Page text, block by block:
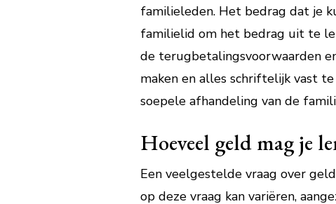
familieleden. Het bedrag dat je
familielid om het bedrag uit te
de terugbetalingsvoorwaarden
maken en alles schriftelijk vast
soepele afhandeling van de
Hoeveel geld mag je
Een veelgestelde vraag over
op deze vraag kan variëren,